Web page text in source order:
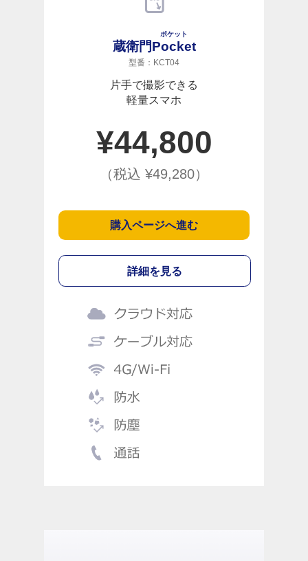
蔵衛門Pocket
ポケット
型番：KCT04
片手で撮影できる
軽量スマホ
¥44,800
（税込 ¥49,280）
購入ページへ進む
詳細を見る